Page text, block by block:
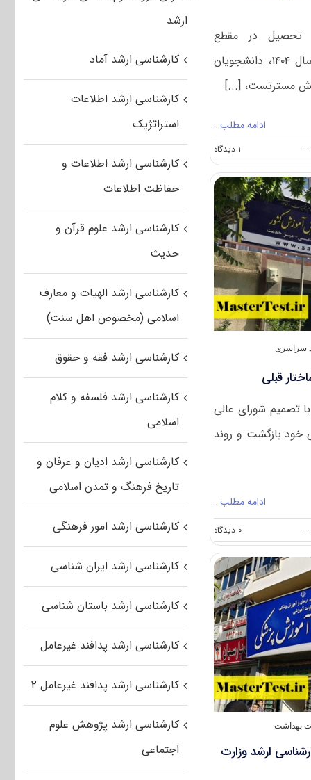
تحصیل در مقطع
کارشناسی ارشد بدون آزمون سال ۱۴۰۴، دانشجویان
مسترتست، [...]
ادامه مطلب…
-- ۱ دیدگاه
on
پذیرش
کارشناسی
ارشد
کنکور
دانشگاه
خلیج
فارس
۱۴۰۴
سراسری
قبلی
تصمیم شورای عالی
خود بازگشت و روند
ادامه مطلب…
-- ۰ دیدگاه
on
بازگشت
سازمان
سنجش
به
ساختار
قبلی
بهداشت
ارشد وزارت
ارشد
کارشناسی ارشد آماد
کارشناسی ارشد اطلاعات
استراتژیک
کارشناسی ارشد اطلاعات و
حفاظت اطلاعات
کارشناسی ارشد علوم قرآن و
حدیث
کارشناسی ارشد الهیات و معارف
اسلامی (مخصوص اهل سنت)
کارشناسی ارشد فقه و حقوق
کارشناسی ارشد فلسفه و کلام
اسلامی
کارشناسی ارشد ادیان و عرفان و
تاریخ فرهنگ و تمدن اسلامی
کارشناسی ارشد امور فرهنگی
کارشناسی ارشد ایران شناسی
کارشناسی ارشد باستان شناسی
کارشناسی ارشد پدافند غیرعامل
کارشناسی ارشد پدافند غیرعامل ۲
کارشناسی ارشد پژوهش علوم
اجتماعی